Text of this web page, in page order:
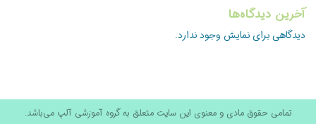
آخرین دیدگاه‌ها
دیدگاهی برای نمایش وجود ندارد.
تمامی حقوق مادی و معنوی این سایت متعلق به گروه آموزشی آلپ می‌باشد.